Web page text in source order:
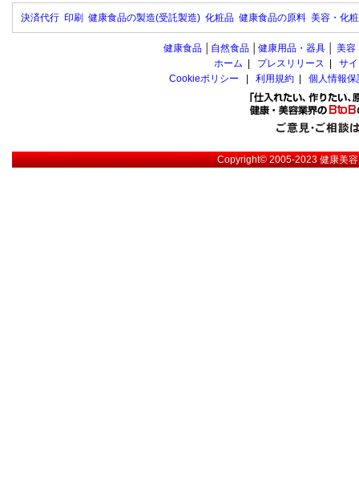
決済代行 印刷 健康食品の製造(受託製造) 化粧品 健康食品の原料 美容・化
健康食品 自然食品 健康用品・器具 美容
ホーム
プレスリリース
サ
Cookieポリシー
利用規約 個人情報
Copyright© 2005-2023健康美